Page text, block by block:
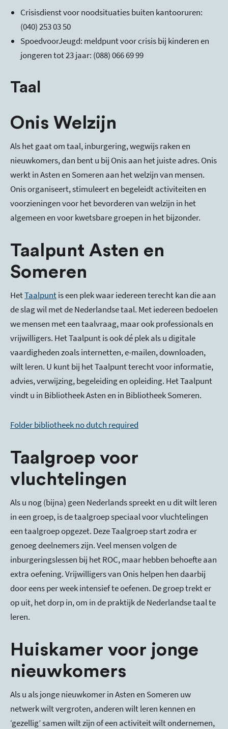
Crisisdienst voor noodsituaties buiten kantooruren:
(040) 253 03 50
SpoedvoorJeugd: meldpunt voor crisis bij kinderen en
jongeren tot 23 jaar: (088) 066 69 99
Taal
Onis Welzijn
Als het gaat om taal, inburgering, wegwijs raken en
nieuwkomers, dan bent u bij Onis aan het juiste adres. Onis
werkt in Asten en Someren aan het welzijn van mensen.
Onis organiseert, stimuleert en begeleidt activiteiten en
voorzieningen voor het bevorderen van welzijn in het
algemeen en voor kwetsbare groepen in het bijzonder.
Taalpunt Asten en
Someren
HetTaalpuntis een plek waar iedereen terecht kan die aan
de slag wil met de Nederlandse taal. Met iedereen bedoelen
we mensen met een taalvraag, maar ook professionals en
vrijwilligers. Het Taalpunt is ook dé plek als u digitale
vaardigheden zoals internetten, e-mailen, downloaden,
wilt leren. U kunt bij het Taalpunt terecht voor informatie,
advies, verwijzing, begeleiding en opleiding. Het Taalpunt
vindt u in Bibliotheek Asten en in Bibliotheek Someren.
Folder bibliotheek no dutch required
Taalgroep voor
vluchtelingen
Als u nog (bijna) geen Nederlands spreekt en u dit wilt leren
in een groep, is de taalgroep speciaal voor vluchtelingen
een taalgroep opgezet. Deze Taalgroep start zodra er
genoeg deelnemers zijn. Veel mensen volgen de
inburgeringslessen bij het ROC, maar hebben behoefte aan
extra oefening. Vrijwilligers van Onis helpen hen daarbij
door eens per week intensief te oefenen. De groep trekt er
op uit, het dorp in, om in de praktijk de Nederlandse taal te
leren.
Huiskamer voor jonge
nieuwkomers
Als u als jonge nieuwkomer in Asten en Someren uw
netwerk wilt vergroten, anderen wilt leren kennen en
‘gezellig’ samen wilt zijn of een activiteit wilt ondernemen,